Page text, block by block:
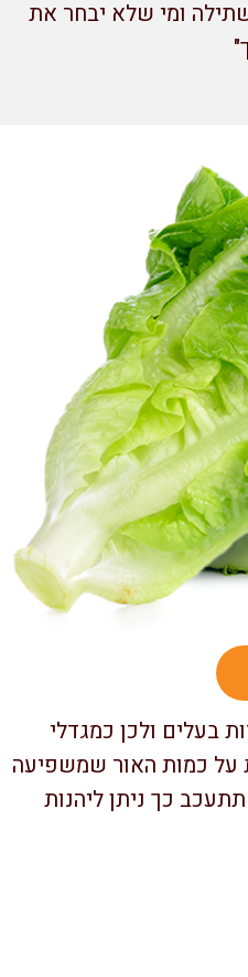
ומי שלא יבחר את
ולכן כמגדלי
כמות האור שמשפיעה
כך ניתן ליהנות